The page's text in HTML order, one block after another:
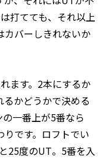
打てても、それ以上
カバーしきれないか
ます。2本にするか
かどうかで決める
一番上が5番なら
です。ロフトでい
25度のUT。5番を入